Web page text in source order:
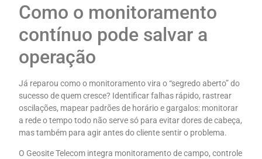
Como o monitoramento
contínuo pode salvar a
operação
Já reparou como o monitoramento vira o “segredo aberto” do
sucesso de quem cresce? Identificar falhas rápido, rastrear
oscilações, mapear padrões de horário e gargalos: monitorar
a rede o tempo todo não serve só para evitar dores de cabeça,
mas também para agir antes do cliente sentir o problema.
O Geosite Telecom integra monitoramento de campo, controle